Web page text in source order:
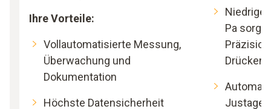
Ihre Vorteile:
Vollautomatisierte Messung,
Überwachung und
Dokumentation
Höchste Datensicherheit
Pa sorgt
Drücken
Justage